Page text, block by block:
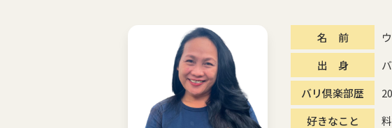
名 前
出 身
バリ倶楽部歴
好きなこと